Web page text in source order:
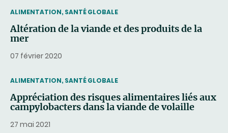
THEMATIC
ALIMENTATION, SANTÉ GLOBALE
Altération de la viande et des produits de la
mer
07 février 2020
THEMATIC
ALIMENTATION, SANTÉ GLOBALE
Appréciation des risques alimentaires liés aux
campylobacters dans la viande de volaille
27 mai 2021